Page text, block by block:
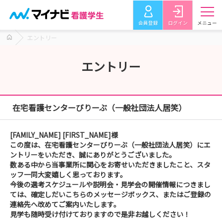
会員登録 ログイン メニュー
エントリー
エントリー
在宅看護センターびりーぶ（一般社団法人居笑）
[FAMILY_NAME] [FIRST_NAME]様
この度は、在宅看護センターびりーぶ（一般社団法人居笑）にエ
ントリーをいただき、誠にありがとうございました。
数ある中から当事業所に関心をお寄せいただきましたこと、スタ
ッフ一同大変嬉しく思っております。
今後の選考スケジュールや説明会・見学会の開催情報につきまし
ては、確定しだいこちらのメッセージボックス、またはご登録の
連絡先へ改めてご案内いたします。
見学も随時受け付けておりますので是非お越しください！